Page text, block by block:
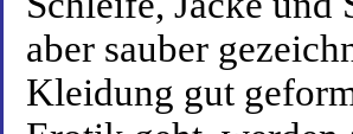
aber sauber
Kleidung gut